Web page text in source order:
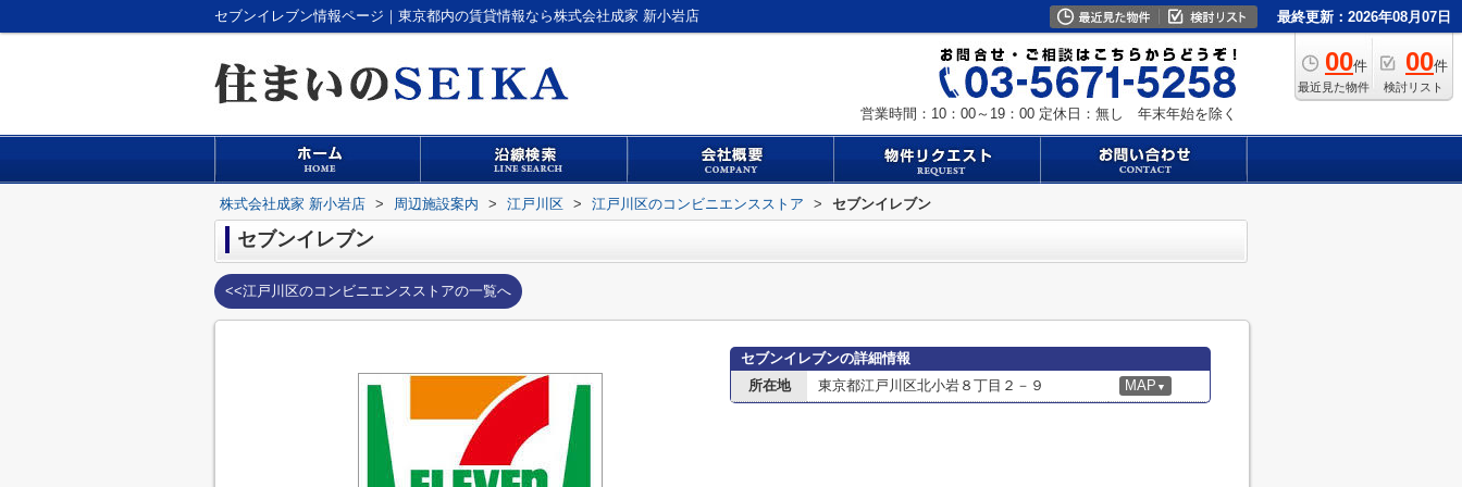
セブンイレブン情報ページ｜東京都内の賃貸情報なら株式会社成家 新小岩店 最終更新：2026年08月07日
00件
最近見た物件
00件
検討リスト
営業時間：10：00～19：00 定休日：無し 年末年始を除く
株式会社成家 新小岩店 > 周辺施設案内 > 江戸川区 > 江戸川区のコンビニエンスストア > セブンイレブン
セブンイレブン
<<江戸川区のコンビニエンスストアの一覧へ
セブンイレブンの詳細情報
所在地
東京都江戸川区北小岩８丁目２－９ MAP ▼